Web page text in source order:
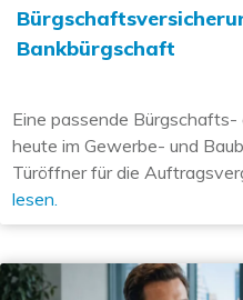
Bankbürgschaft
Eine passende
heute im Gewerbe- und
Türöffner für die
lesen.